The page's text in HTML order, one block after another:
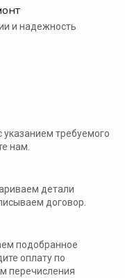
и надежность
указанием требуемого
нам.
детали
договор.
подобранное
оплату по
перечисления